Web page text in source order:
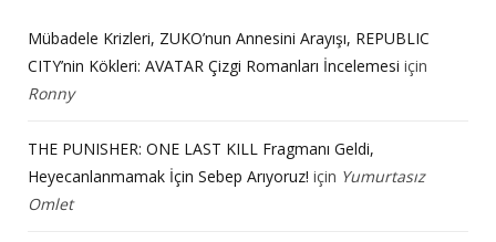
Mübadele Krizleri, ZUKO’nun Annesini Arayışı, REPUBLIC
CITY’nin Kökleri: AVATAR Çizgi Romanları İncelemesi için
Ronny
THE PUNISHER: ONE LAST KILL Fragmanı Geldi,
Heyecanlanmamak İçin Sebep Arıyoruz! için Yumurtasız
Omlet